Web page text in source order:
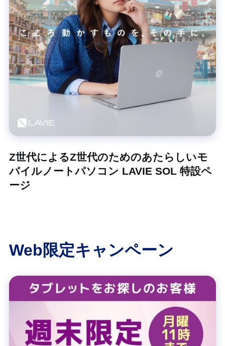
Z世代によるZ世代のためのあたらしいモ
バイルノートパソコン LAVIE SOL 特設ペ
ージ
Web限定キャンペーン